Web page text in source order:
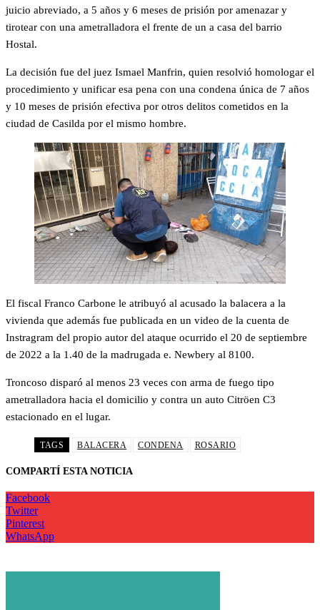
juicio abreviado, a 5 años y 6 meses de prisión por amenazar y
tirotear con una ametralladora el frente de un a casa del barrio
Hostal.
La decisión fue del juez Ismael Manfrin, quien resolvió homologar el
procedimiento y unificar esa pena con una condena única de 7 años
y 10 meses de prisión efectiva por otros delitos cometidos en la
ciudad de Casilda por el mismo hombre.
El fiscal Franco Carbone le atribuyó al acusado la balacera a la
vivienda que además fue publicada en un video de la cuenta de
Instragram del propio autor del ataque ocurrido el 20 de septiembre
de 2022 a la 1.40 de la madrugada e. Newbery al 8100.
Troncoso disparó al menos 23 veces con arma de fuego tipo
ametralladora hacia el domicilio y contra un auto Citröen C3
estacionado en el lugar.
TAGS BALACERA CONDENA ROSARIO
COMPARTÍ ESTA NOTICIA
Facebook
Twitter
Pinterest
WhatsApp